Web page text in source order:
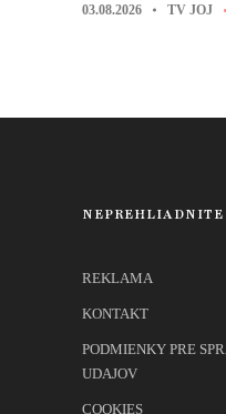
03.08.2026 TV JOJ
NEPREHLIADNITE
REKLAMA
KONTAKT
PODMIENKY PRE
UDAJOV
COOKIES